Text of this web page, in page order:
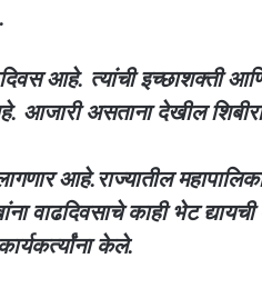
आहे. त्यांची इच्छाशक्ती
आजारी असताना देखील
आहे.राज्यातील
वाढदिवसाचे काही भेट
केले.